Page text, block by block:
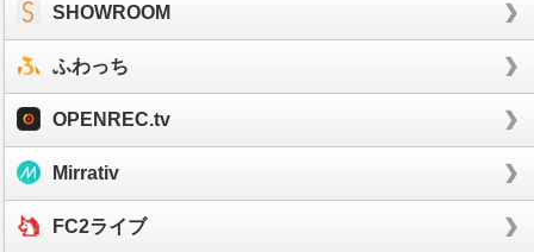
SHOWROOM
ふわっち
OPENREC.tv
Mirrativ
FC2ライブ